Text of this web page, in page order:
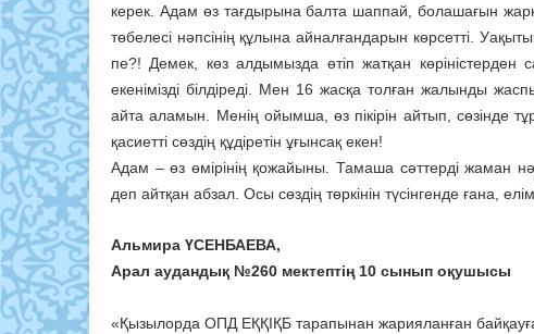
керек. Адам өз тағдырына балта шаппай, болашағын
төбелесі нәпсінің құлына айналғандарын көрсетті.
пе?! Демек, көз алдымызда өтіп жатқан
екенімізді білдіреді. Мен 16 жасқа толған жалынды
айта аламын. Менің ойымша, өз пікірін айтып, сөзінде
қасиетті сөздің құдіретін ұғынсақ екен!
Адам – өз өмірінің қожайыны. Тамаша сәттерді жаман
деп айтқан абзал. Осы сөздің төркінін түсінгенде ғана,
Альмира ҮСЕНБАЕВА,
Арал аудандық №260 мектептің 10 сынып оқушысы
«Қызылорда ОПД ЕҚҚІҚБ тарапынан жарияланған